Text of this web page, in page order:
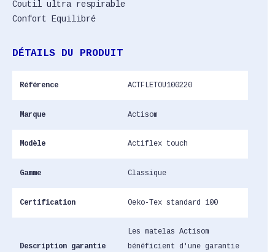
Coutil ultra respirable
Confort Equilibré
DÉTAILS DU PRODUIT
Référence ACTFLETOU100220
Marque Actisom
Modèle Actiflex touch
Gamme Classique
Certification Oeko-Tex standard 100
Description garantie
Les matelas Actisom
bénéficient d'une garantie